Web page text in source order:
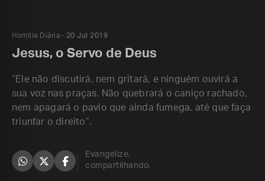
Homilia Diária 20 Jul 2019
Jesus, o Servo de Deus
“Ele não discutirá, nem gritará, e ninguém ouvirá a
sua voz nas praças. Não quebrará o caniço rachado,
nem apagará o pavio que ainda fumega, até que faça
triunfar o direito”.
Evangelize,
compartilhando.